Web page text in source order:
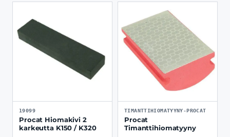
19099
Procat Hiomakivi 2
karkeutta K150 / K320
TIMANTTIHIOMATYYNY-PROCAT
Procat
Timanttihiomatyyny